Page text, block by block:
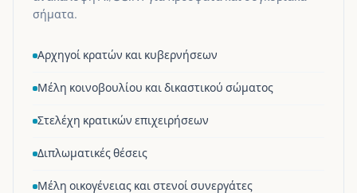
σήματα.
Αρχηγοί κρατών και κυβερνήσεων
Μέλη κοινοβουλίου και δικαστικού σώματος
Στελέχη κρατικών επιχειρήσεων
Διπλωματικές θέσεις
Μέλη οικογένειας και στενοί συνεργάτες